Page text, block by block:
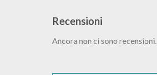
Recensioni
Ancora non ci sono recensioni.